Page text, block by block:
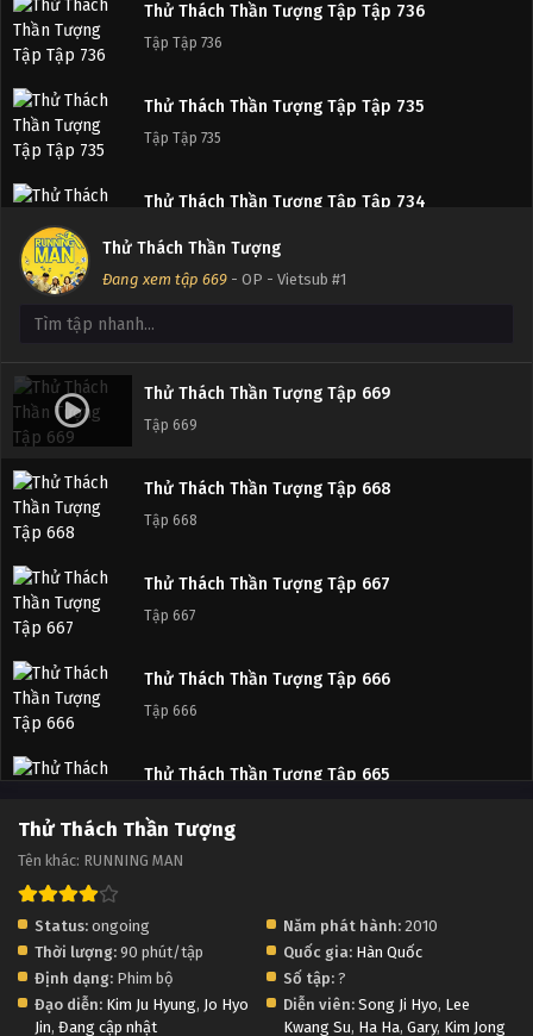
Thử Thách Thần Tượng Tập Tập 736
Tập Tập 736
Thử Thách Thần Tượng Tập Tập 735
Tập Tập 735
Thử Thách Thần Tượng Tập Tập 734
Tập Tập 733
Thử Thách Thần Tượng Tập Tập 732
Tập Tập 732
Thử Thách Thần Tượng Tập Tập 731
Tập Tập 731
Thử Thách Thần Tượng Tập Tập 730
Tập Tập 730
Thử Thách Thần Tượng Tập Tập 729
Tập Tập 729
Thử Thách Thần Tượng Tập Tập 728
Thử Thách Thần Tượng Tập Tập 727
Thử Thách Thần Tượng Tập Tập 726
Tập Tập 726
Thử Thách Thần Tượng
Đang xem tập 669 - OP - Vietsub #1
Thử Thách Thần Tượng Tập 669
Tập 669
Thử Thách Thần Tượng Tập 668
Tập 668
Thử Thách Thần Tượng Tập 667
Tập 667
Thử Thách Thần Tượng Tập 666
Tập 666
Thử Thách Thần Tượng Tập 665
Thử Thách Thần Tượng Tập 664
Thử Thách Thần Tượng Tập 663
Tập 663
Thử Thách Thần Tượng
Tên khác: RUNNING MAN
Status: ongoing Năm phát hành: 2010
Thời lượng: 90 phút/tập Quốc gia: Hàn Quốc
Định dạng: Phim bộ Số tập: ?
Đạo diễn: Kim Ju Hyung, Jo Hyo
Jin, Đang cập nhật
Diễn viên: Song Ji Hyo, Lee
Kwang Su, Ha Ha, Gary, Kim Jong